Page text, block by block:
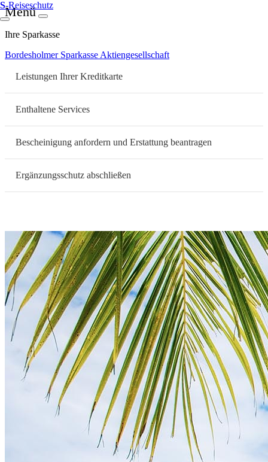
S-Reiseschutz
Menü
Ihre Sparkasse
Bordesholmer Sparkasse Aktiengesellschaft
Leistungen Ihrer Kreditkarte
Enthaltene Services
Bescheinigung anfordern und Erstattung beantragen
Ergänzungsschutz abschließen